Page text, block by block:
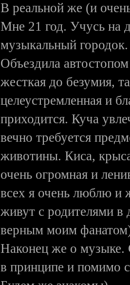
В реальной же (и
Мне 21 год. Учусь на
музыкальный
Объездила
жесткая до безумия,
целеустремленная и
приходится. Куча
вечно требуется
животины. Киса,
очень огромная и
всех я очень люблю и
живут с родителями в
верным моим
Наконец же о музыке.
в принципе и помимо